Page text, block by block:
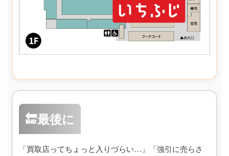
🔚最後に
「買取店ってちょっと入りづらい…」「強引に売らさ